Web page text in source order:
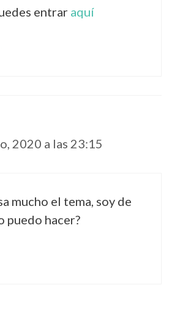
entrar aquí
2020 a las 23:15
mucho el tema, soy de
puedo hacer?